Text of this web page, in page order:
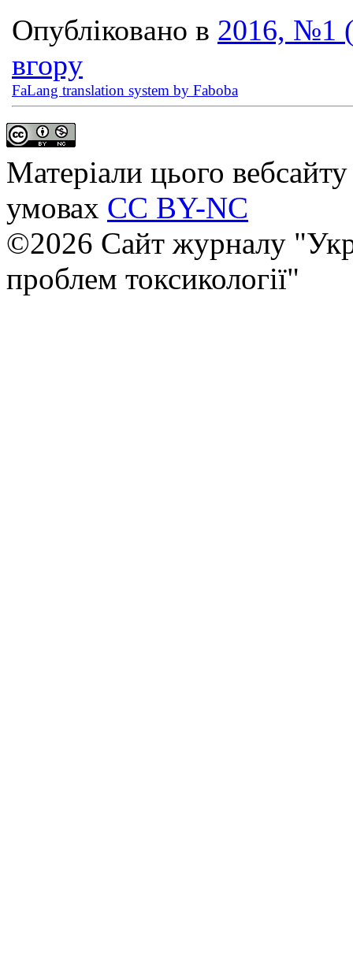
Опубліковано в 2016, №1
вгору
FaLang translation system by Faboba
Матеріали цього
умовах CC BY-NC
©2026 Сайт журналу
проблем токсикології"